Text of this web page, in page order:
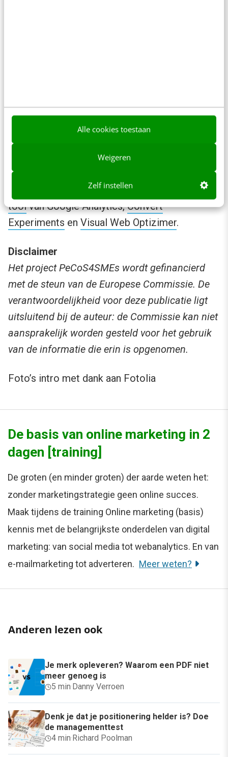
Alle cookies toestaan
Weigeren
Zelf instellen
remote usability test.
Om zelf te gaan splittesten kun je een van
gebruiken, oplopend in prijs en
hoeveelheid functionaliteiten van laag naar
Content Experiments, de
gratis testing-
toolvan Google Analytics,Convert
Experiments en Visual Web Optizimer.
Disclaimer
Het project PeCoS4SMEs wordt gefinancierd
met de steun van de Europese Commissie. De
verantwoordelijkheid voor deze publicatie ligt
uitsluitend bij de auteur: de Commissie kan niet
aansprakelijk worden gesteld voor het gebruik
van de informatie die erin is opgenomen.
Foto’s intro met dank aan Fotolia
De basis van online marketing in 2
dagen [training]
De groten (en minder groten) der aarde weten het:
zonder marketingstrategie geen online succes.
Maak tijdens de training Online marketing (basis)
kennis met de belangrijkste onderdelen van digital
marketing: van social media tot webanalytics. En van
e-mailmarketing tot adverteren. Meer weten?
Anderen lezen ook
Je merk opleveren? Waarom een PDF niet
meer genoeg is
5 min· Danny Verroen
Denk je dat je positionering helder is? Doe
de managementtest
4 min· Richard Poolman